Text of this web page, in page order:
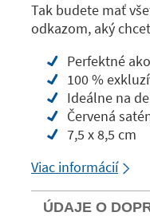
Tak budete mať
odkazom, aký
Perfektné
100 %
Ideálne na
Červená
7,5 x 8,5 cm
Viac informácií
ÚDAJE O